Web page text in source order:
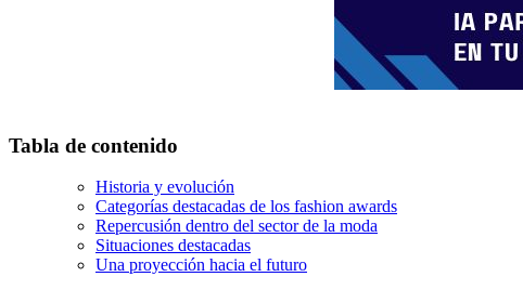
Tabla de contenido
Historia y evolución
Categorías destacadas de los fashion awards
Repercusión dentro del sector de la moda
Situaciones destacadas
Una proyección hacia el futuro